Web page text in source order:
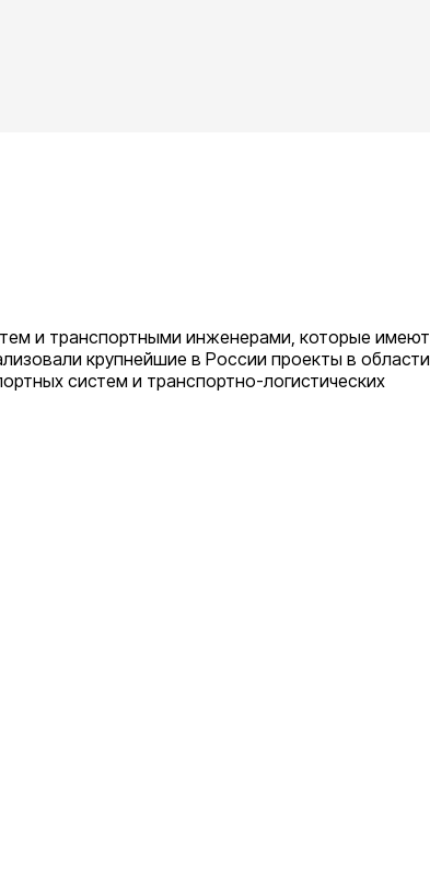
и транспортными инженерами, которые имеют
крупнейшие в России проекты в области
систем и транспортно-логистических